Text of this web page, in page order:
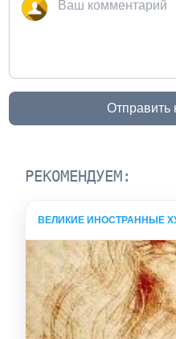
Отправить
РЕКОМЕНДУЕМ:
ВЕЛИКИЕ ИНОСТРАННЫЕ